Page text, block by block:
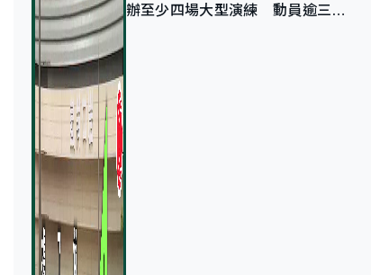
辦至少四場大型演練 動員逾三萬